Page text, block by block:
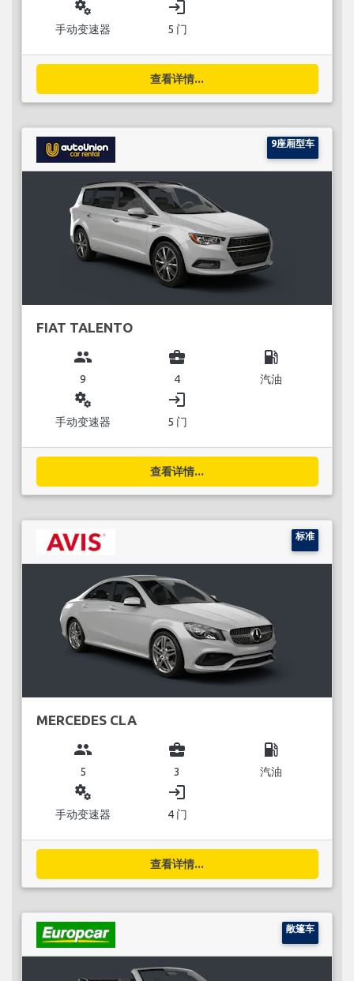
miscellaneous_services
手动变速器
login
5 门
查看详情...
9座厢型车
FIAT TALENTO
group
9
business_center
4
local_gas_station
汽油
miscellaneous_services
手动变速器
login
5 门
查看详情...
标准
MERCEDES CLA
group
5
business_center
3
local_gas_station
汽油
miscellaneous_services
手动变速器
login
4 门
查看详情...
敞篷车